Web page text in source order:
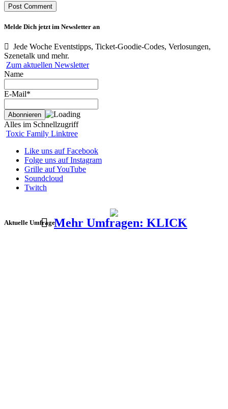
Melde Dich jetzt im Newsletter an
Jede Woche Eventstipps, Ticket-Goodie-Codes, Verlosungen,
Szenetalk und mehr.
Zum aktuellen Newsletter
Name
E-Mail*
Alles im Schnellzugriff
Toxic Family Linktree
Like uns auf Facebook
Folge uns auf Instagram
Grille auf YouTube
Soundcloud
Twitch
Aktuelle UmfrageMehr Umfragen: KLICK